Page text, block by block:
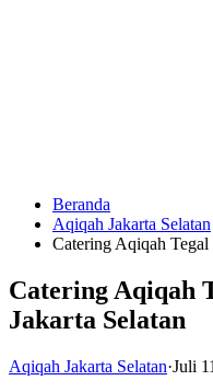
HUBUNGI
KAMI
Beranda
Aqiqah Jakarta Selatan
Catering Aqiqah Tegal
Catering Aqiqah
Jakarta Selatan
Aqiqah Jakarta Selatan·Juli